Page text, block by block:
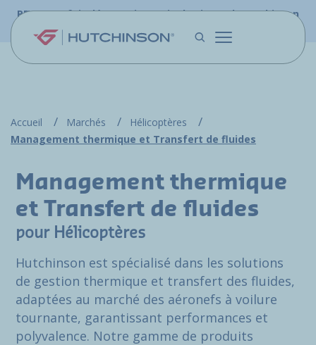
Aller au contenu principal
PFW.aero fait désormais partie du site web Hutchinson
Accueil Marchés
Hélicoptères
Management thermique et Transfert de fluides
Management thermique
et Transfert de fluides
pour Hélicoptères
Hutchinson est spécialisé dans les solutions
de gestion thermique et transfert des fluides,
adaptées au marché des aéronefs à voilure
tournante, garantissant performances et
polyvalence. Notre gamme de produits